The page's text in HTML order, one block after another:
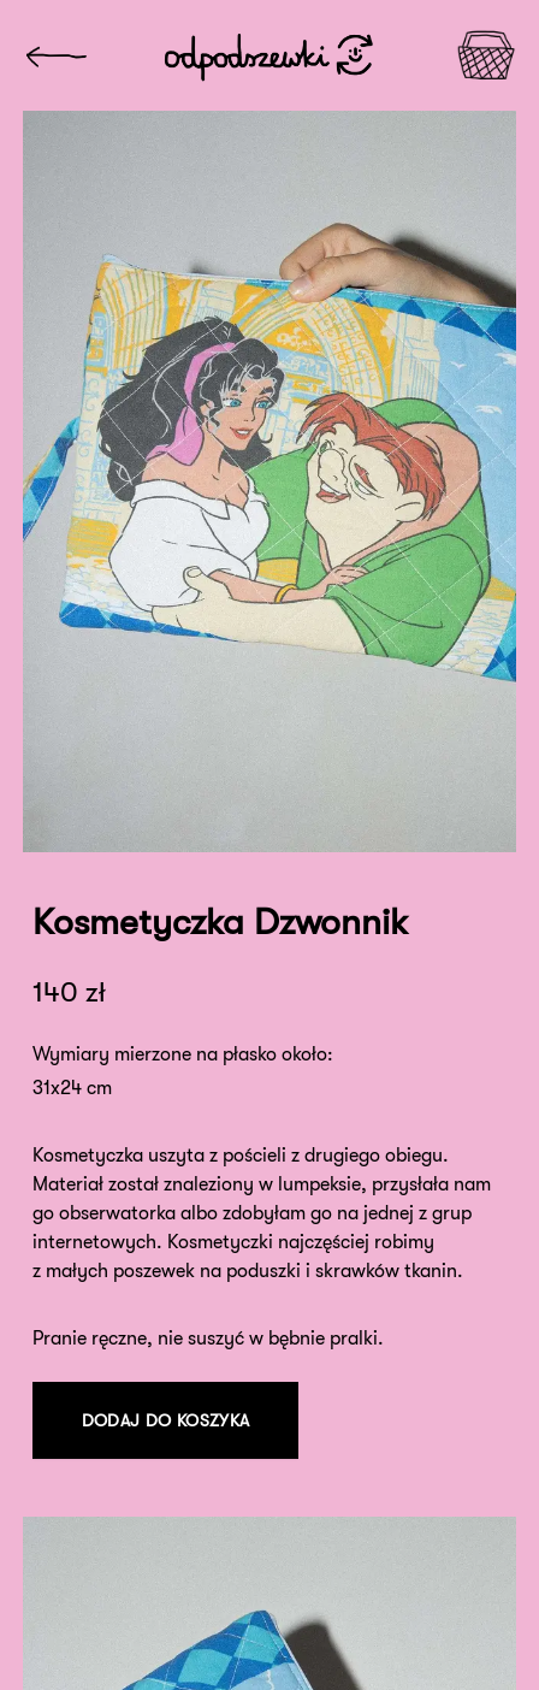
Kosmetyczka Dzwonnik
140 zł
Wymiary mierzone na płasko około:
31x24 cm
Kosmetyczka uszyta z pościeli z drugiego obiegu.
Materiał został znaleziony w lumpeksie, przysłała nam
go obserwatorka albo zdobyłam go na jednej z grup
internetowych. Kosmetyczki najczęściej robimy
z małych poszewek na poduszki i skrawków tkanin.
Pranie ręczne, nie suszyć w bębnie pralki.
DODAJ DO KOSZYKA